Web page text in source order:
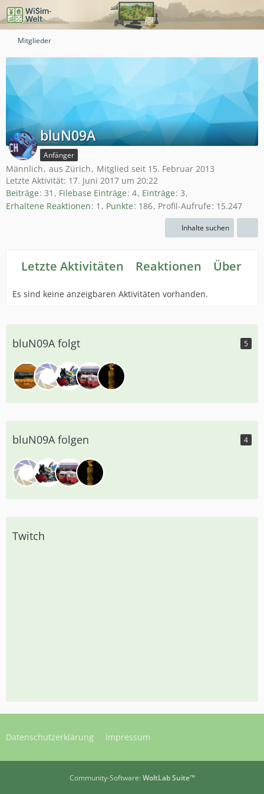
Mitglieder
bluN09A
Anfänger
Männlich aus Zürich
Mitglied seit 15. Februar 2013
Letzte Aktivität: 17. Juni 2017 um 20:22
Beiträge 31 Filebase Einträge 4 Einträge 3
Erhaltene Reaktionen 1 Punkte 186 Profil-Aufrufe 15.247
Inhalte suchen
Letzte Aktivitäten Reaktionen Über
Es sind keine anzeigbaren Aktivitäten vorhanden.
bluN09A folgt 5
bluN09A folgen 4
Twitch
Datenschutzerklärung Impressum
Community-Software: WoltLab Suite™